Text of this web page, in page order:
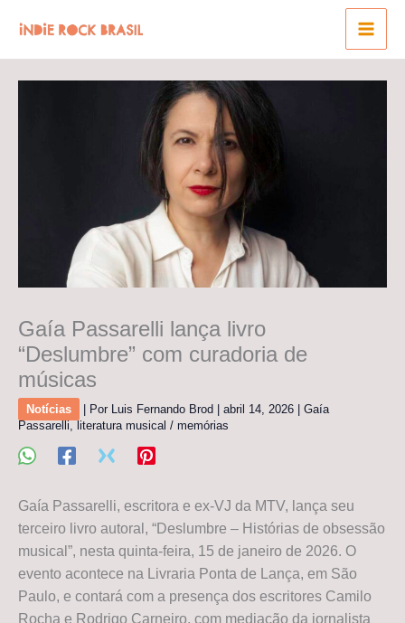
para
o
conteúdo
Gaía Passarelli lança livro
“Deslumbre” com curadoria de
músicas
Notícias | Por Luis Fernando Brod abril 14, 2026
Gaía
Passarelli, literatura musical / memórias
Gaía Passarelli, escritora e ex-VJ da MTV, lança seu
terceiro livro autoral, “Deslumbre – Histórias de obsessão
musical”, nesta quinta-feira, 15 de janeiro de 2026. O
evento acontece na Livraria Ponta de Lança, em São
Paulo, e contará com a presença dos escritores Camilo
Rocha e Rodrigo Carneiro, com mediação da jornalista